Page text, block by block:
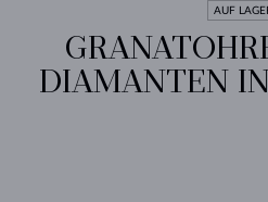
AUF
DIAMANTEN